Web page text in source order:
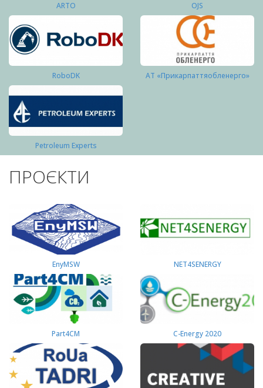
ARTO OJS
RoboDK АТ «Прикарпаттяобленерго»
Petroleum Experts
ПРОЄКТИ
EnyMSW NET4SENERGY
Part4СМ C-Energy 2020